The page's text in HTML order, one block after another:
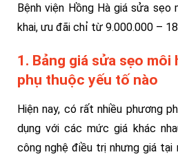
Bệnh viện Hồng Hà giá sửa
khai, ưu đãi chỉ từ 9.000.000 –
1. Bảng giá sửa sẹo
phụ thuộc yếu tố nào
Hiện nay, có rất nhiều phương
dụng với các mức giá khác
công nghệ điều trị nhưng giá